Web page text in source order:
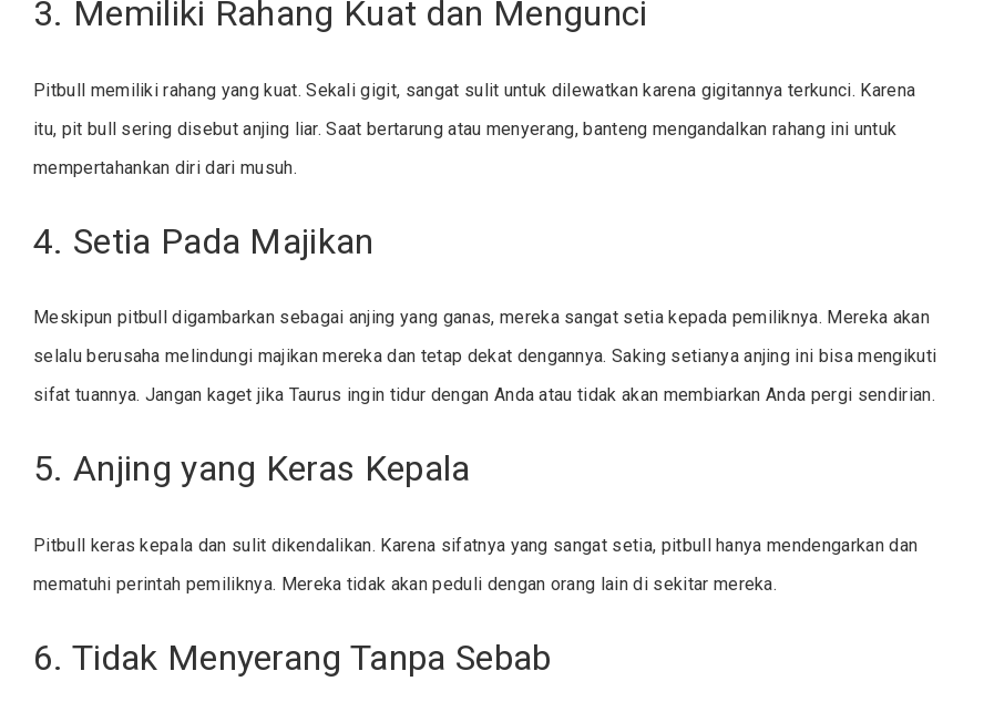
3. Memiliki Rahang Kuat dan Mengunci
Pitbull memiliki rahang yang kuat. Sekali gigit, sangat sulit untuk dilewatkan karena gigitannya terkunci. Karena
itu, pit bull sering disebut anjing liar. Saat bertarung atau menyerang, banteng mengandalkan rahang ini untuk
mempertahankan diri dari musuh.
4. Setia Pada Majikan
Meskipun pitbull digambarkan sebagai anjing yang ganas, mereka sangat setia kepada pemiliknya. Mereka akan
selalu berusaha melindungi majikan mereka dan tetap dekat dengannya. Saking setianya anjing ini bisa mengikuti
sifat tuannya. Jangan kaget jika Taurus ingin tidur dengan Anda atau tidak akan membiarkan Anda pergi sendirian.
5. Anjing yang Keras Kepala
Pitbull keras kepala dan sulit dikendalikan. Karena sifatnya yang sangat setia, pitbull hanya mendengarkan dan
mematuhi perintah pemiliknya. Mereka tidak akan peduli dengan orang lain di sekitar mereka.
6. Tidak Menyerang Tanpa Sebab